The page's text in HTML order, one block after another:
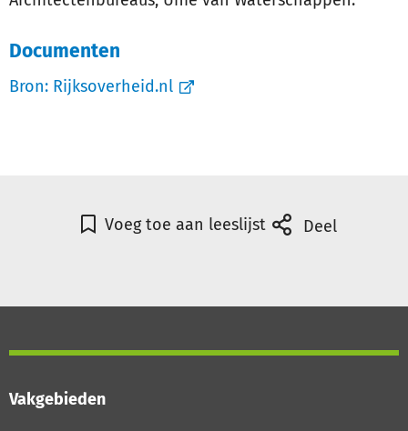
Documenten
Bron: Rijksoverheid.nl
Voeg toe aan leeslijst Deel
Vakgebieden